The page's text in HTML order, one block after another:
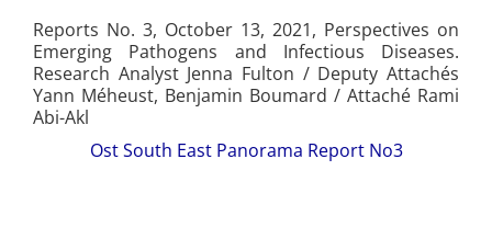
Reports No. 3, October 13, 2021, Perspectives on
Emerging Pathogens and Infectious Diseases.
Research Analyst Jenna Fulton / Deputy Attachés
Yann Méheust, Benjamin Boumard / Attaché Rami
Abi-Akl
Ost South East Panorama Report No3